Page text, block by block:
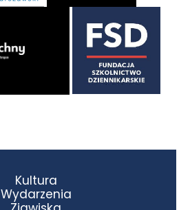
Kultura
Wydarzenia